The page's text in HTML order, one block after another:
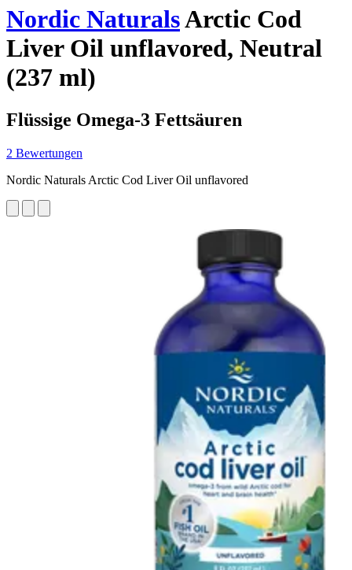
Nordic NaturalsArctic Cod
Liver Oil unflavored, Neutral
(237 ml)
Flüssige Omega-3 Fettsäuren
2 Bewertungen
Nordic Naturals Arctic Cod Liver Oil unflavored